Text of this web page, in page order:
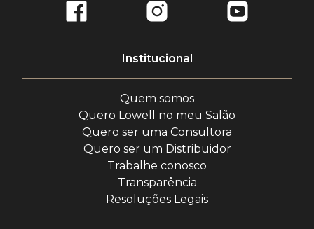
Institucional
Quem somos
Quero Lowell no meu Salão
Quero ser uma Consultora
Quero ser um Distribuidor
Trabalhe conosco
Transparência
Resoluções Legais